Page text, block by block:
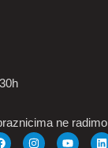
ne radimo